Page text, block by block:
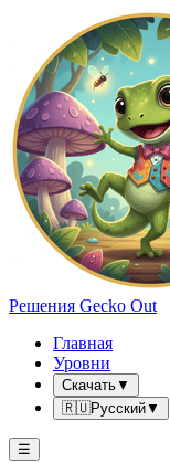
Решения Gecko Out
Главная
Уровни
Скачать▼
🇷🇺Русский▼
☰